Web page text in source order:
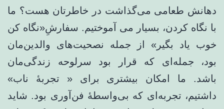
دهانش طعامی می‌گذاشت در خاطرتان هست؟ ما
با نگاه کردن، بسیار می آموختیم. سفارشِ«نگاه کن
خوب یاد بگیر» از جمله نصحیت‌های والدین‌مان
بود، جمله‌ای که قرار بود سرلوحه زندگی‌مان
باشد. ما امکان بیشتری برای « تجربۀ ناب»
داشتیم، تجربه‌ای که بی‌واسطۀ فن‌آوری بود. شاید